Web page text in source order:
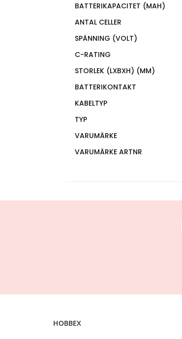
BATTERIKAPACITET (MAH)
ANTAL CELLER
SPÄNNING (VOLT)
C-RATING
STORLEK (LXBXH) (MM)
BATTERIKONTAKT
KABELTYP
TYP
VARUMÄRKE
VARUMÄRKE ARTNR
HOBBEX